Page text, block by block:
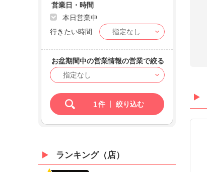
営業日・時間
本日営業中
行きたい時間
お盆期間中の営業情報の営業で絞る
1件 絞り込む
ランキング（店）